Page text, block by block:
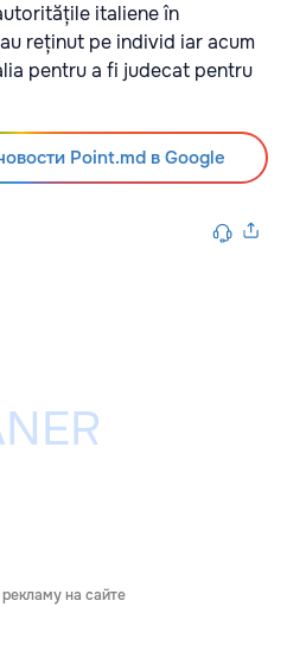
italiene în
reținut pe individ iar acum
pentru a fi judecat pentru
Point.md в Google
на сайте